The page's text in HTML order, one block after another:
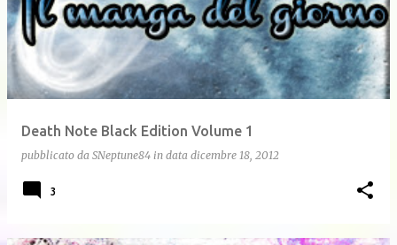
Death Note Black Edition Volume 1
pubblicato da SNeptune84 in data dicembre 18, 2012
3